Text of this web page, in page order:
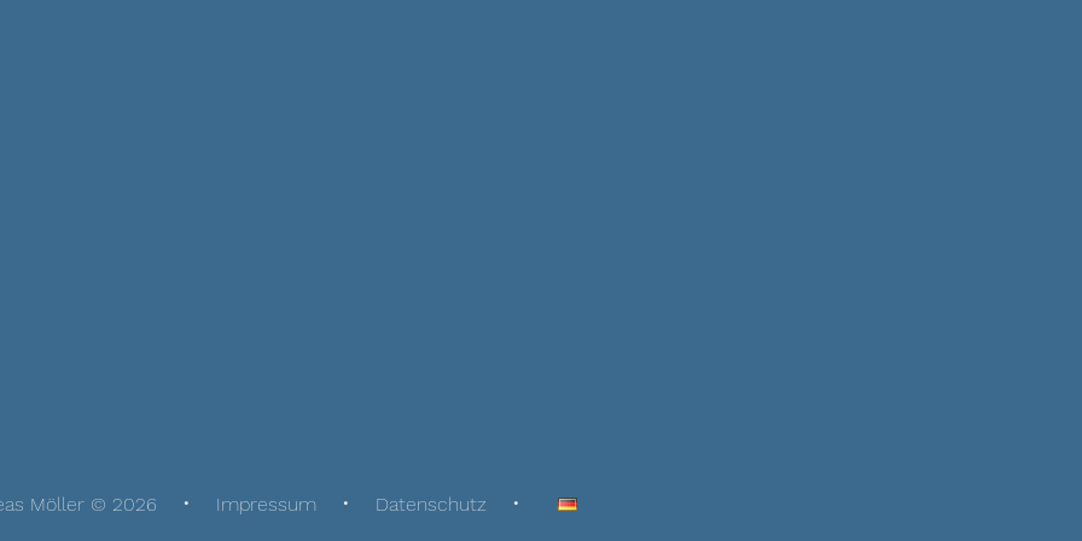
Möller © 2026 Impressum Datenschutz